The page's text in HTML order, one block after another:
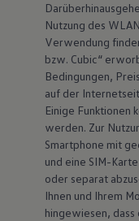
Jetzt
Nutzung des
Verwendung
bzw. Cubic“
Bedingungen,
auf der
Einige Funktionen
werden. Zur
Smartphone mit
und eine SIM-
oder separat
Ihnen und Ihrem
hingewiesen,